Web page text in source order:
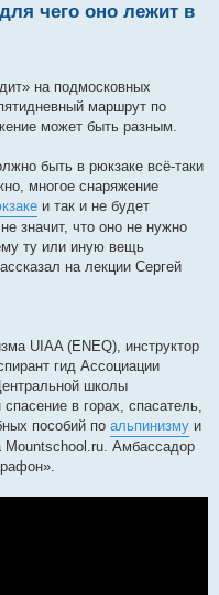
чего оно лежит в
на подмосковных
маршрут по
может быть разным.
быть в рюкзаке всё-таки
многое снаряжение
и так и не будет
значит, что оно не нужно
ту или иную вещь
на лекции Сергей
UIAA (ENEQ), инструктор
гид Ассоциации
школы
в горах, спасатель,
пособий по альпинизму и
Mountschool.ru. Амбассадор